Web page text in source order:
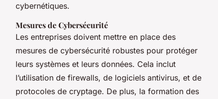
cybernétiques.
Mesures de Cybersécurité
Les entreprises doivent mettre en place des
mesures de cybersécurité robustes pour protéger
leurs systèmes et leurs données. Cela inclut
l’utilisation de firewalls, de logiciels antivirus, et de
protocoles de cryptage. De plus, la formation des